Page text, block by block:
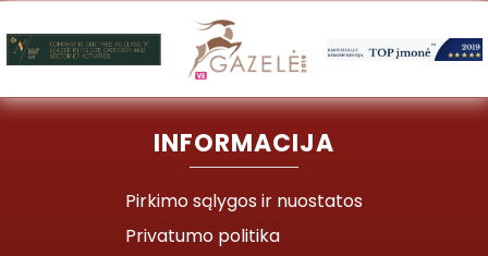
INFORMACIJA
Pirkimo sąlygos ir nuostatos
Privatumo politika